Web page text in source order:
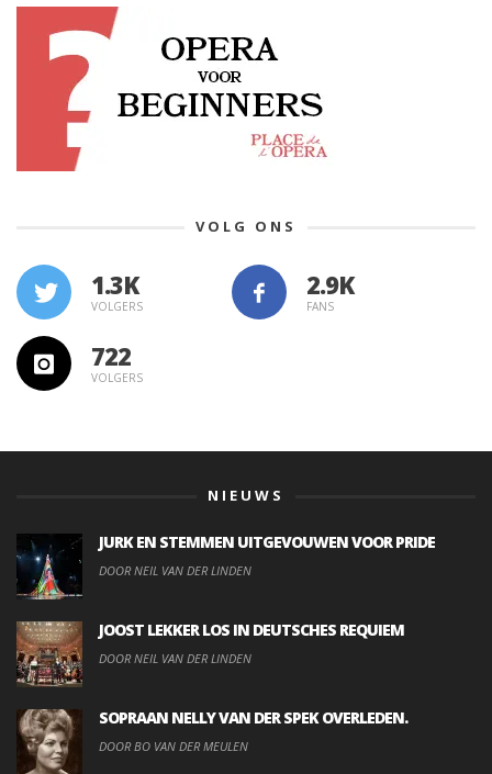
VOLG ONS
1.3K
VOLGERS FANS
722
VOLGERS
NIEUWS
JURK EN STEMMEN UITGEVOUWEN VOOR PRIDE
DOOR NEIL VAN DER LINDEN
JOOST LEKKER LOS IN DEUTSCHES REQUIEM
DOOR NEIL VAN DER LINDEN
SOPRAAN NELLY VAN DER SPEK OVERLEDEN.
DOOR BO VAN DER MEULEN